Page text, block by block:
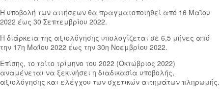
Η υποβολή των αιτήσεων θα πραγματοποιηθεί από 16 Μαΐου
2022 έως 30 Σεπτεμβρίου 2022.
Η διάρκεια της αξιολόγησης υπολογίζεται σε 6,5 μήνες από
την 17η Μαΐου 2022 έως την 30η Νοεμβρίου 2022.
Επίσης, το τρίτο τρίμηνο του 2022 (Οκτώβριος 2022)
αναμένεται να ξεκινήσει η διαδικασία υποβολής,
αξιολόγησης και ελέγχου των σχετικών αιτημάτων πληρωμής.